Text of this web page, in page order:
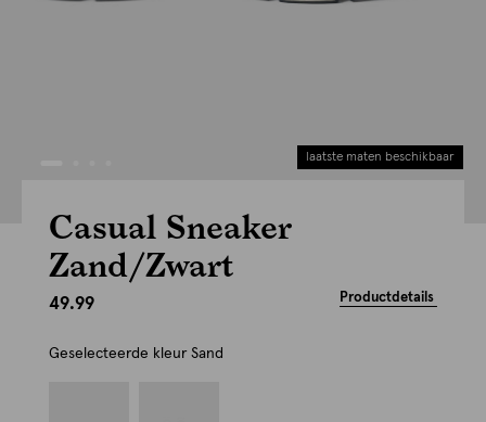
laatste maten beschikbaar
Casual Sneaker
Zand/Zwart
49.99 Productdetails
Geselecteerde kleur Sand